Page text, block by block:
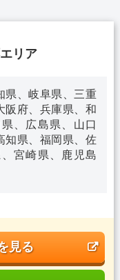
リア
県、岐阜県、三重
阪府、兵庫県、和
、広島県、山口
知県、福岡県、佐
宮崎県、鹿児島
見る